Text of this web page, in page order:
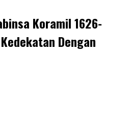
Koramil 1626-
Dengan